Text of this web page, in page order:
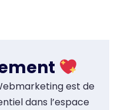
est de
dans l’espace